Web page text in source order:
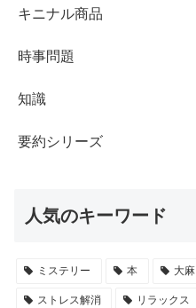
キニナル商品
時事問題
知識
要約シリーズ
人気のキーワード
ミステリー 本 大麻
ストレス解消 リラックス